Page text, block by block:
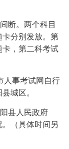
断。两个科目
分别发放。第
，第二科考试
人事考试网自行
城区。
县人民政府
（具体时间另